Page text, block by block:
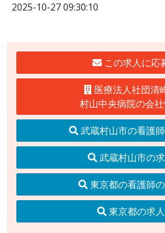
2025-10-27 09:30:10
この求人に応
医療法人社団清
村山中央病院の会
武蔵村山市の看護
武蔵村山市の
東京都の看護師
東京都の求人